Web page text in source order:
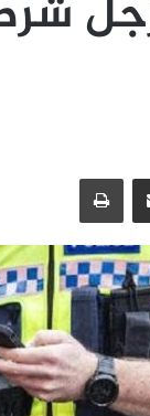
مشاركة عبر البريد طباعة